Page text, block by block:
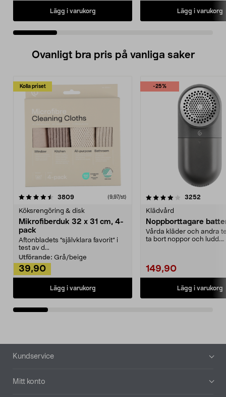
Lägg i varukorg Lägg i varukorg
Ovanligt bra pris på vanliga saker
Kolla priset
3809recensioner (9,97/st)
Köksrengöring & disk
Mikrofiberduk 32 x 31 cm, 4-
pack
Aftonbladets "självklara favorit” i
test av d...
Utförande: Grå/beige
39,90
Lägg i varukorg
-25%
4.0av 5 stjärnor 3252
Klädvård
Noppborttagare
Vårda kläder och andra
ta bort noppor och ludd.
149,90
Lägg i varukorg
4.5av 5 stjärnor
Sidfot
Kundservice
Mitt konto